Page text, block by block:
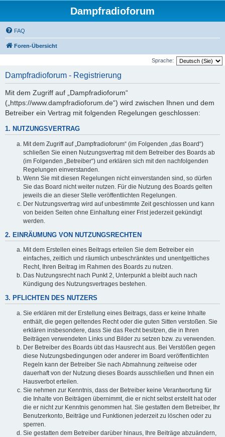
Dampfradioforum
FAQ
Foren-Übersicht
Sprache:
Dampfradioforum - Registrierung
Mit dem Zugriff auf „Dampfradioforum“
(„https://www.dampfradioforum.de“) wird zwischen Ihnen und dem
Betreiber ein Vertrag mit folgenden Regelungen geschlossen:
1. NUTZUNGSVERTRAG
Mit dem Zugriff auf „Dampfradioforum“ (im Folgenden „das Board“)
schließen Sie einen Nutzungsvertrag mit dem Betreiber des Boards ab
(im Folgenden „Betreiber“) und erklären sich mit den nachfolgenden
Regelungen einverstanden.
Wenn Sie mit diesen Regelungen nicht einverstanden sind, so dürfen
Sie das Board nicht weiter nutzen. Für die Nutzung des Boards gelten
jeweils die an dieser Stelle veröffentlichten Regelungen.
Der Nutzungsvertrag wird auf unbestimmte Zeit geschlossen und kann
von beiden Seiten ohne Einhaltung einer Frist jederzeit gekündigt
werden.
2. EINRÄUMUNG VON NUTZUNGSRECHTEN
Mit dem Erstellen eines Beitrags erteilen Sie dem Betreiber ein
einfaches, zeitlich und räumlich unbeschränktes und unentgeltliches
Recht, Ihren Beitrag im Rahmen des Boards zu nutzen.
Das Nutzungsrecht nach Punkt 2, Unterpunkt a bleibt auch nach
Kündigung des Nutzungsvertrages bestehen.
3. PFLICHTEN DES NUTZERS
Sie erklären mit der Erstellung eines Beitrags, dass er keine Inhalte
enthält, die gegen geltendes Recht oder die guten Sitten verstoßen. Sie
erklären insbesondere, dass Sie das Recht besitzen, die in Ihren
Beiträgen verwendeten Links und Bilder zu setzen bzw. zu verwenden.
Der Betreiber des Boards übt das Hausrecht aus. Bei Verstößen gegen
diese Nutzungsbedingungen oder anderer im Board veröffentlichten
Regeln kann der Betreiber Sie nach Abmahnung zeitweise oder
dauerhaft von der Nutzung dieses Boards ausschließen und Ihnen ein
Hausverbot erteilen.
Sie nehmen zur Kenntnis, dass der Betreiber keine Verantwortung für
die Inhalte von Beiträgen übernimmt, die er nicht selbst erstellt hat oder
die er nicht zur Kenntnis genommen hat. Sie gestatten dem Betreiber, Ihr
Benutzerkonto, Beiträge und Funktionen jederzeit zu löschen oder zu
sperren.
Sie gestatten dem Betreiber darüber hinaus, Ihre Beiträge abzuändern,